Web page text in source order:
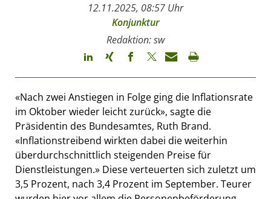
12.11.2025, 08:57 Uhr
Konjunktur
Redaktion: sw
«Nach zwei Anstiegen in Folge ging die Inflationsrate
im Oktober wieder leicht zurück», sagte die
Präsidentin des Bundesamtes, Ruth Brand.
«Inflationstreibend wirkten dabei die weiterhin
überdurchschnittlich steigenden Preise für
Dienstleistungen.» Diese verteuerten sich zuletzt um
3,5 Prozent, nach 3,4 Prozent im September. Teurer